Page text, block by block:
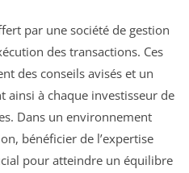
par une société de gestion
des transactions. Ces
des conseils avisés et un
ainsi à chaque investisseur de
Dans un environnement
bénéficier de l’expertise
pour atteindre un équilibre